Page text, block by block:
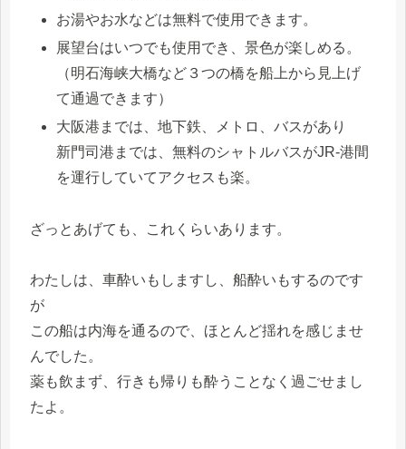
お湯やお水などは無料で使用できます。
展望台はいつでも使用でき、景色が楽しめる。
（明石海峡大橋など３つの橋を船上から見上げ
て通過できます）
大阪港までは、地下鉄、メトロ、バスがあり
新門司港までは、無料のシャトルバスがJR-港間
を運行していてアクセスも楽。
ざっとあげても、これくらいあります。
わたしは、車酔いもしますし、船酔いもするのです
が
この船は内海を通るので、ほとんど揺れを感じませ
んでした。
薬も飲まず、行きも帰りも酔うことなく過ごせまし
たよ。